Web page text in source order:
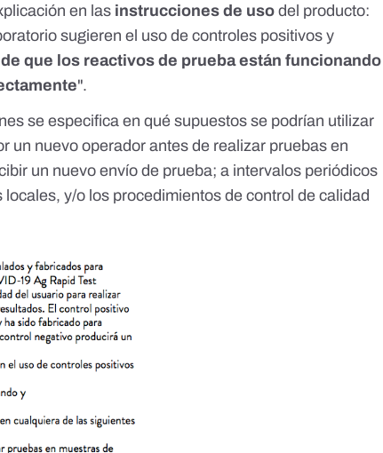
en las instrucciones de uso del producto:
sugieren el uso de controles positivos y
que los reactivos de prueba están funcionando
".
se especifica en qué supuestos se podrían utilizar
un nuevo operador antes de realizar pruebas en
un nuevo envío de prueba; a intervalos periódicos
y/o los procedimientos de control de calidad